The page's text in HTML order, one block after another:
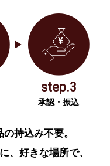
step.3
承認・振込
持込み不要。
、好きな場所で、